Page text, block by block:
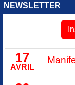
NEWSLETTER
17
AVRIL